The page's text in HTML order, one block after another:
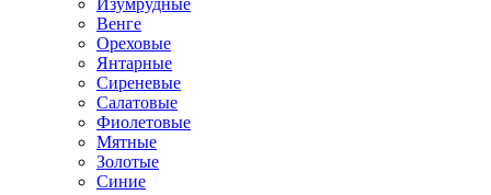
Изумрудные
Венге
Ореховые
Янтарные
Сиреневые
Салатовые
Фиолетовые
Мятные
Золотые
Синие